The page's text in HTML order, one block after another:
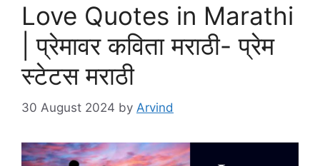
Love Quotes in Marathi
| प्रेमावर कविता मराठी- प्रेम
स्टेटस मराठी
30 August 2024 by Arvind